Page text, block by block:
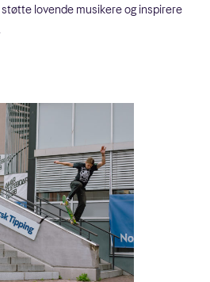
lovende musikere og inspirere